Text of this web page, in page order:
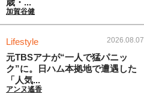
歳・...
加賀谷健
Lifestyle 2026.08.07
元TBSアナが“一人で猛パニッ
ク”に。日ハム本拠地で遭遇した
「人気...
アンヌ遙香